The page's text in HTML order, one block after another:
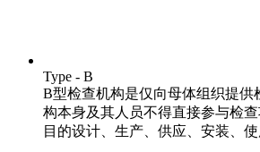
Type - B
B型检查机构是仅向母体组织提供
构本身及其人员不得直接参与检
目的设计、生产、供应、安装、